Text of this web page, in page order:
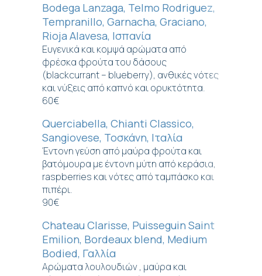
Bodega Lanzaga, Telmo Rodriguez,
Tempranillo, Garnacha, Graciano,
Rioja Alavesa, Ισπανία
Ευγενικά και κομψά αρώματα από
φρέσκα φρούτα του δάσους
(blackcurrant – blueberry), ανθικές νότες
και νύξεις από καπνό και ορυκτότητα.
60€
Querciabella, Chianti Classico,
Sangiovese, Τοσκάνη, Ιταλία
Έντονη γεύση από μαύρα φρούτα και
βατόμουρα με έντονη μύτη από κεράσια,
raspberries και νότες από ταμπάσκο και
πιπέρι.
90€
Chateau Clarisse, Puisseguin Saint
Emilion, Bordeaux blend, Medium
Bodied, Γαλλία
Αρώματα λουλουδιών , μαύρα και